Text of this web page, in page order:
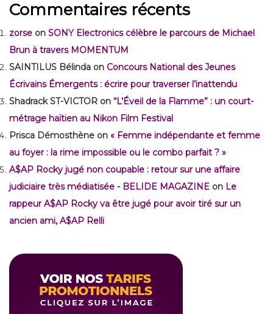
Commentaires récents
zorse on SONY Electronics célèbre le parcours de Michael
Brun à travers MOMENTUM
SAINTILUS Bélinda on Concours National des Jeunes
Écrivains Émergents : écrire pour traverser l’inattendu
Shadrack ST-VICTOR on “L’Éveil de la Flamme” : un court-
métrage haïtien au Nikon Film Festival
Prisca Démosthène on « Femme indépendante et femme
au foyer : la rime impossible ou le combo parfait ? »
A$AP Rocky jugé non coupable : retour sur une affaire
judiciaire très médiatisée - BELIDE MAGAZINE on Le
rappeur A$AP Rocky va être jugé pour avoir tiré sur un
ancien ami, A$AP Relli